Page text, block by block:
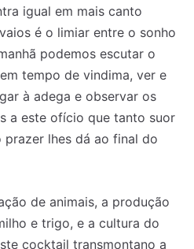
igual em mais canto
é o limiar entre o sonho
podemos escutar o
tempo de vindima, ver e
à adega e observar os
a este ofício que tanto suor
lhes dá ao final do
de animais, a produção
e trigo, e a cultura do
cocktail transmontano a